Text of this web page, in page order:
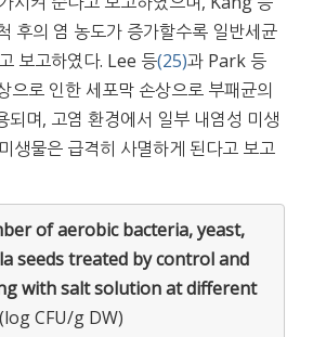
후의 염 농도가 증가할수록 일반세균
보고하였다. Lee 등(25)과 Park 등
으로 인한 세포막 손상으로 부패균의
되며, 고염 환경에서 일부 내염성 미생
생물은 급격히 사멸하게 된다고 보고
of aerobic bacteria, yeast,
seeds treated by control and
with salt solution at different
(log CFU/g DW)